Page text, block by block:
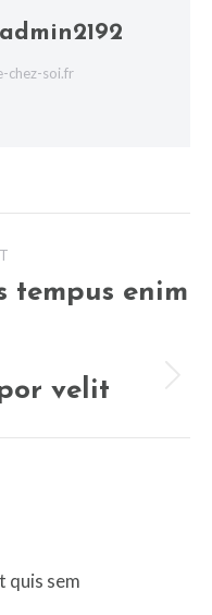
admin2192
chez-soi.fr
tempus enim
velit
quis sem